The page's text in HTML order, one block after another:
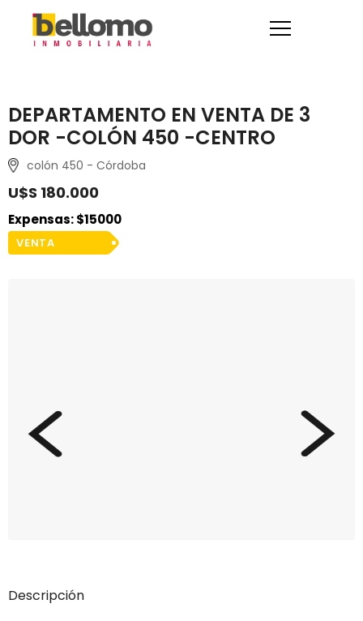
DEPARTAMENTO EN VENTA DE 3
DOR -COLÓN 450 -CENTRO
colón 450 - Córdoba
U$S 180.000
Expensas: $15000
VENTA
Descripción